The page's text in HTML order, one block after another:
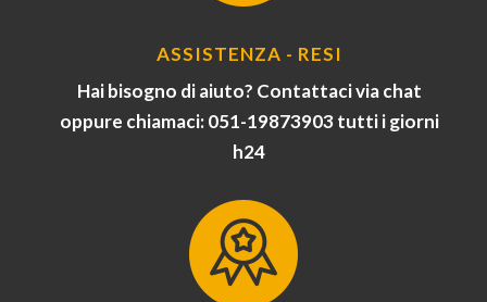
ASSISTENZA - RESI
Hai bisogno di aiuto? Contattaci via chat
oppure chiamaci: 051-19873903 tutti i giorni
h24